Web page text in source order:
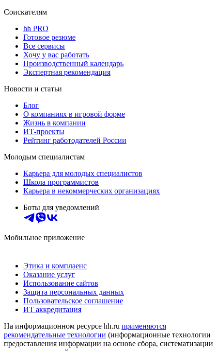
Соискателям
hh PRO
Готовое резюме
Все сервисы
Хочу у вас работать
Производственный календарь
Экспертная рекомендация
Новости и статьи
Блог
О компаниях в игровой форме
Жизнь в компании
ИТ-проекты
Рейтинг работодателей России
Молодым специалистам
Карьера для молодых специалистов
Школа программистов
Карьера в некоммерческих организациях
Боты для уведомлений
Мобильное приложение
Этика и комплаенс
Оказание услуг
Использование сайтов
Защита персональных данных
Пользовательское соглашение
ИТ аккредитация
На информационном ресурсе hh.ru применяются
рекомендательные технологии (информационные технологии
предоставления информации на основе сбора, систематизации